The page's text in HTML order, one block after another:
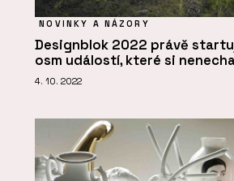
NOVINKY A NÁZORY
Designblok 2022 právě
osm událostí, které si
4. 10. 2022